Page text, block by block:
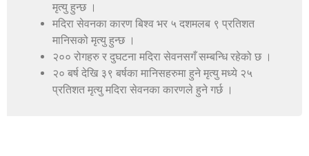
मृत्यु हुन्छ ।
मदिरा सेवनका कारण बिश्व भर ५ दशमलब ९ प्रतिशत
मानिसको मृत्यु हुन्छ ।
२०० रोगहरु र दुघटना मदिरा सेवनसगँ सम्बन्धि रहेको छ ।
२० बर्ष देखि ३९ बर्षका मानिसहरुमा हुने मृत्यु मध्ये २५
प्रतिशत मृत्यु मदिरा सेवनका कारणले हुने गर्छ ।